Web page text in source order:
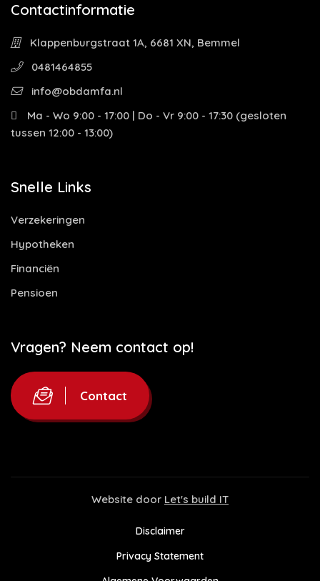
Contactinformatie
Klappenburgstraat 1A, 6681 XN, Bemmel
0481464855
info@obdamfa.nl
Ma - Wo 9:00 - 17:00 | Do - Vr 9:00 - 17:30 (gesloten
tussen 12:00 - 13:00)
Snelle Links
Verzekeringen
Hypotheken
Financiën
Pensioen
Vragen? Neem contact op!
Contact
Website door Let's build IT
Disclaimer
Privacy Statement